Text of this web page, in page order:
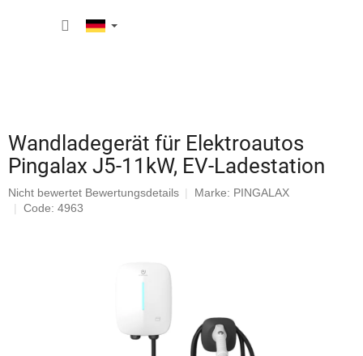
Wandladegerät für Elektroautos
Pingalax J5-11kW, EV-Ladestation
Die
durchschnittliche
Nicht bewertet Bewertungsdetails Marke: PINGALAX
Code: 4963